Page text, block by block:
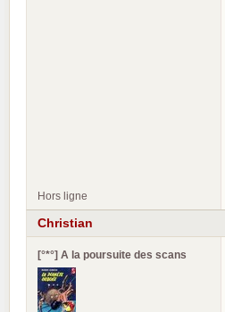
Hors ligne
Christian
[°*°] A la poursuite des scans